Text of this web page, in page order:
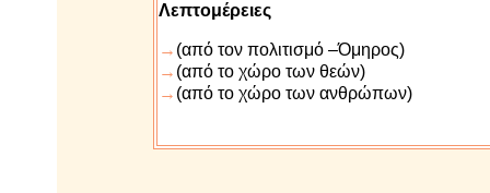
Λεπτομέρειες
→ (από τον πολιτισμό –Όμηρος)
→ (από το χώρο των θεών)
→ (από το χώρο των ανθρώπων)